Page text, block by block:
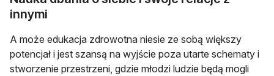
innymi
A może edukacja zdrowotna niesie ze sobą większy
potencjał i jest szansą na wyjście poza utarte schematy i
stworzenie przestrzeni, gdzie młodzi ludzie będą mogli